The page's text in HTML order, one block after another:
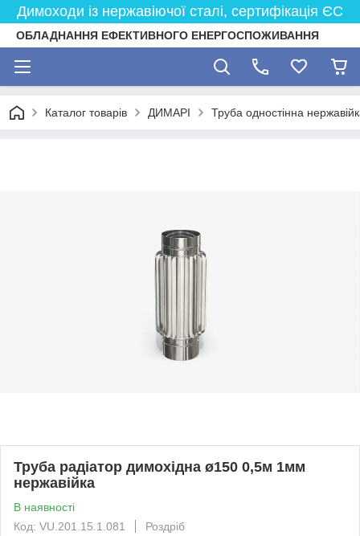
Димоходи із нержавіючої сталі, сертифікація ЄС
ОБЛАДНАННЯ ЕФЕКТИВНОГО ЕНЕРГОСПОЖИВАННЯ
Каталог товарів ДИМАРІ Труба одностінна
Труба радіатор димохідна ø150 0,5м 1мм
нержавійка
В наявності
Код: VU.201.15.1.081
Роздріб